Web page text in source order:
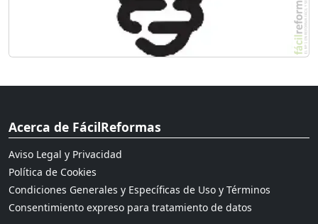
Acerca de FácilReformas
Aviso Legal y Privacidad
Política de Cookies
Condiciones Generales y Específicas de Uso y Términos
Consentimiento expreso para tratamiento de datos